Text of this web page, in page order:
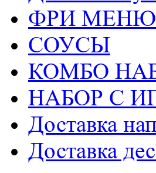
ФРИ МЕНЮ
СОУСЫ
КОМБО
НАБОР С
Доставка
Доставка